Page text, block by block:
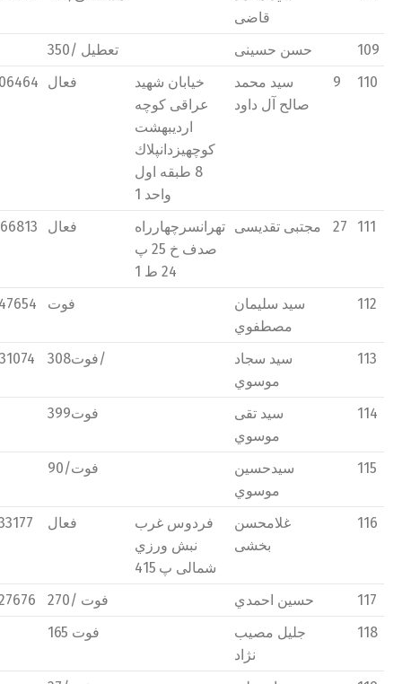
قاضی
تعطیل /350 حسن حسینی
109
فعال
خیابان شهید
عراقی كوچه
ارديبهشت
كوچهیزدانپلاك
8 طبقه اول
واحد 1
سید محمد
صالح آل داود
9 110
فعال
تهرانسرچهارراه
صدف خ 25 پ
24 ط 1
مجتبی تقديسی 27 111
فوت
سید سلیمان
مصطفوي
112
فوت308/
سید سجاد
موسوي
113
فوت399
سید تقی
موسوي
114
فوت/90
سیدحسین
موسوي
115
فعال
فردوس غرب
نبش ورزي
شمالی پ 415
غلامحسن
بخشی
116
فوت /270 حسین احمدي
117
فوت 165
جلیل مصیب
نژاد
118